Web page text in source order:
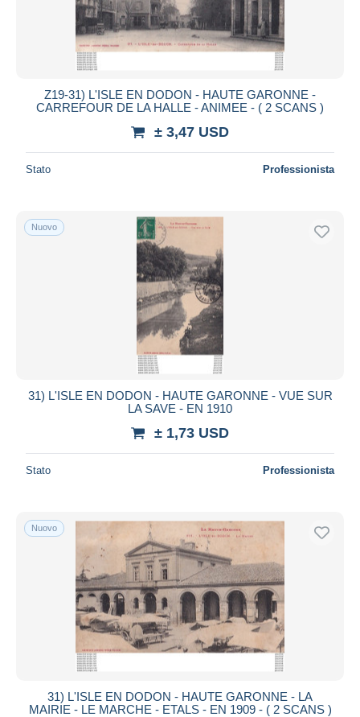
Z19-31) L'ISLE EN DODON - HAUTE GARONNE -
CARREFOUR DE LA HALLE - ANIMEE - ( 2 SCANS )
± 3,47 USD
Stato Professionista
Nuovo
31) L'ISLE EN DODON - HAUTE GARONNE - VUE SUR
LA SAVE - EN 1910
± 1,73 USD
Stato Professionista
Nuovo
31) L'ISLE EN DODON - HAUTE GARONNE - LA
MAIRIE - LE MARCHE - ETALS - EN 1909 - ( 2 SCANS )